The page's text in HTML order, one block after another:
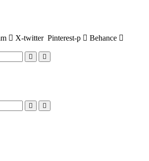
X-twitter Pinterest-p
Behance